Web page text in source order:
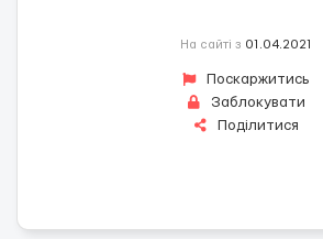
На сайті з 01.04.2021
Поскаржитись
Заблокувати
Поділитися